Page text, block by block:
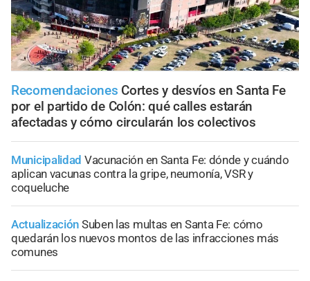
Recomendaciones Cortes y desvíos en Santa Fe
por el partido de Colón: qué calles estarán
afectadas y cómo circularán los colectivos
Municipalidad Vacunación en Santa Fe: dónde y cuándo
aplican vacunas contra la gripe, neumonía, VSR y
coqueluche
Actualización Suben las multas en Santa Fe: cómo
quedarán los nuevos montos de las infracciones más
comunes